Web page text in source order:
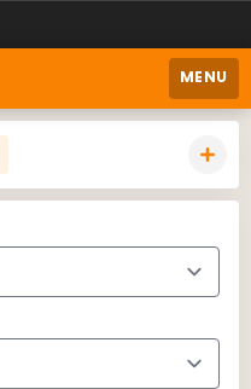
MENU